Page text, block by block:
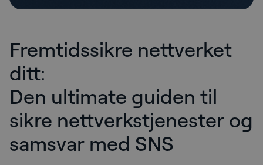
Fremtidssikre nettverket
ditt:
Den ultimate guiden til
sikre nettverkstjenester og
samsvar med SNS